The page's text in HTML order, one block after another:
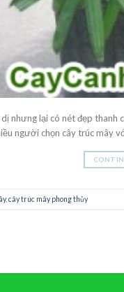
nhưng lại có nét đẹp
người chọn cây trúc mây
, cây trúc mây phong thủy